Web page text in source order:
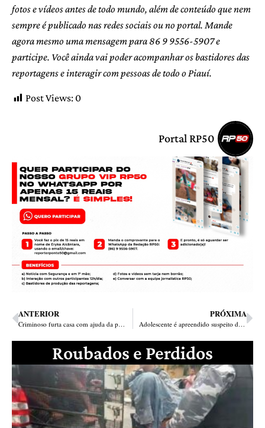
fotos e vídeos antes de todo mundo, além de conteúdo que nem
sempre é publicado nas redes sociais ou no portal. Mande
agora mesmo uma mensagem para 86 9 9556-5907 e
participe. Você ainda vai poder acompanhar os bastidores das
reportagens e interagir com pessoas de todo o Piauí.
Post Views: 0
Portal RP50
ANTERIOR
Criminoso furta casa com ajuda da parceira em Parnaíba e foge
PRÓXIMA
Adolescente é apreendido suspeito de estuprar e matar deficiente em Pedro Segundo
Roubados e Perdidos